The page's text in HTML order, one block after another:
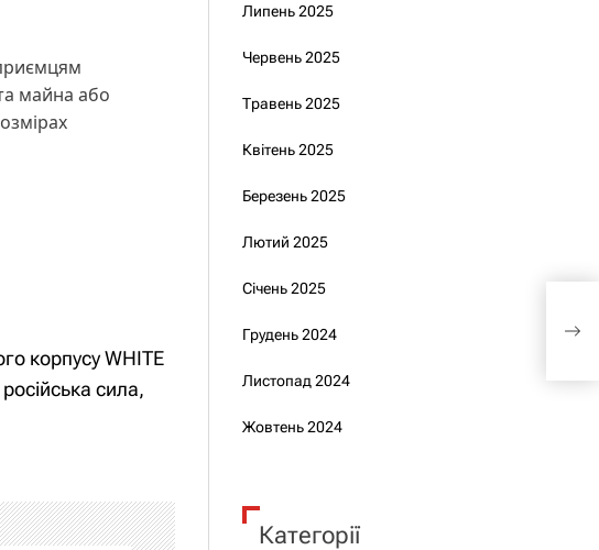
майна або
корпусу WHITE
сила,
Липень 2025
Червень 2025
Травень 2025
Квітень 2025
Березень 2025
Лютий 2025
Січень 2025
Грудень 2024
Листопад 2024
Жовтень 2024
Категорії